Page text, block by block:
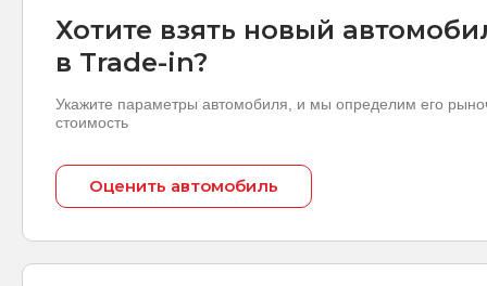
Хотите взять новый
в Trade-in?
Укажите параметры автомобиля, и мы определим его
стоимость
Оценить автомобиль